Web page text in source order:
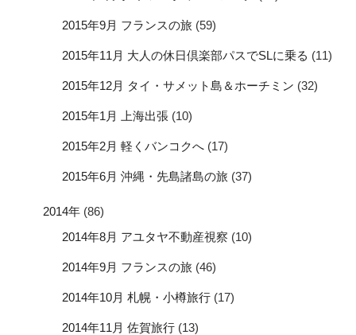
2015年9月 フランスの旅 (59)
2015年11月 大人の休日倶楽部パスでSLに乗る (11)
2015年12月 タイ・サメット島＆ホーチミン (32)
2015年1月 上海出張 (10)
2015年2月 軽くバンコクへ (17)
2015年6月 沖縄・先島諸島の旅 (37)
2014年 (86)
2014年8月 アユタヤ不動産視察 (10)
2014年9月 フランスの旅 (46)
2014年10月 札幌・小樽旅行 (17)
2014年11月 佐賀旅行 (13)